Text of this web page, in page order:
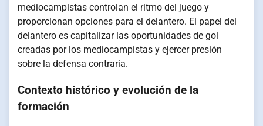
mediocampistas controlan el ritmo del juego y
proporcionan opciones para el delantero. El papel del
delantero es capitalizar las oportunidades de gol
creadas por los mediocampistas y ejercer presión
sobre la defensa contraria.
Contexto histórico y evolución de la
formación